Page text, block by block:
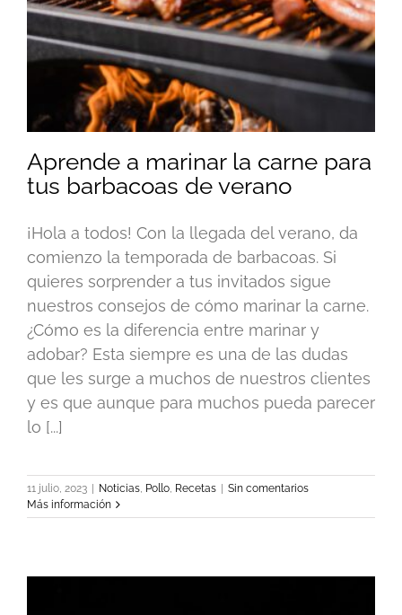
Aprende a marinar la carne para
tus barbacoas de verano
¡Hola a todos! Con la llegada del verano, da
comienzo la temporada de barbacoas. Si
quieres sorprender a tus invitados sigue
nuestros consejos de cómo marinar la carne.
¿Cómo es la diferencia entre marinar y
adobar? Esta siempre es una de las dudas
que les surge a muchos de nuestros clientes
y es que aunque para muchos pueda parecer
lo [...]
11 julio, 2023 Noticias, Pollo, Recetas
Sin comentarios
Más información